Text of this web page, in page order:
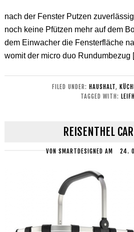
nach der Fenster Putzen
noch keine Pfützen mehr auf dem
dem Einwacher die Fensterfläche
womit der micro duo Rundumbezug
FILED UNDER: HAUSHALT,
TAGGED WITH:
REISENTHEL
VON SMARTDESIGNED AM 24.